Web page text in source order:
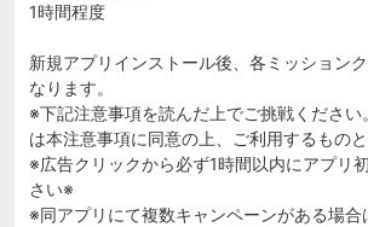
1時間程度
新規アプリインストール後、各ミッション
なります。
※下記注意事項を読んだ上でご挑戦ください
は本注意事項に同意の上、ご利用するもの
※広告クリックから必ず1時間以内にアプリ
さい※
※同アプリにて複数キャンペーンがある場合